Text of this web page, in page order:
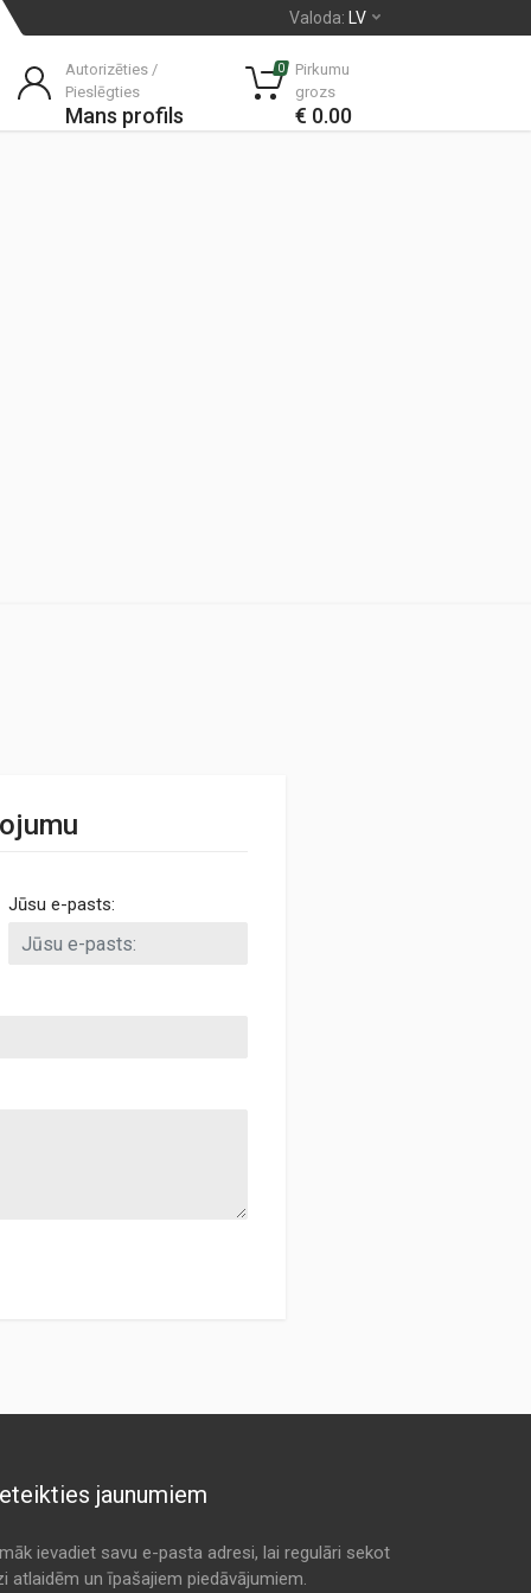
Valoda: LV
Autorizēties /
Pieslēgties
Mans profils
0
Pirkumu
grozs
€ 0.00
Jūsu e-pasts:
jaunumiem
ievadiet savu e-pasta adresi, lai regulāri sekot
atlaidēm un īpašajiem piedāvājumiem.